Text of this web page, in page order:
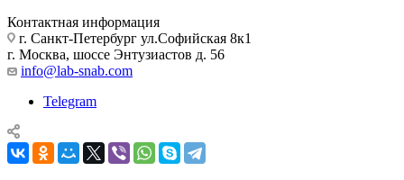
Контактная информация
г. Санкт-Петербург ул.Софийская 8к1
г. Москва, шоссе Энтузиастов д. 56
info@lab-snab.com
Telegram